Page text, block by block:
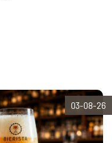
03-08-26